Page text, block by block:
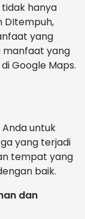
hanya
DItempuh,
yang
manfaat yang
Google Maps.
untuk
yang terjadi
tempat yang
baik.
dan